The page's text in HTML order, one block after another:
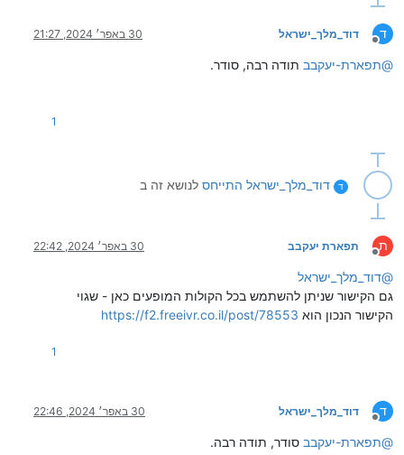
ד
מנותק
דוד_מלך_ישראל 30 באפר׳ 2024, 21:27
@תפארת-יעקבב תודה רבה, סודר.
1
ד דוד_מלך_ישראל התייחס לנושא זה ב
ת
מנותק
תפארת יעקבב 30 באפר׳ 2024, 22:42
@דוד_מלך_ישראל
גם הקישור שניתן להשתמש בכל הקולות המופעים כאן - שגוי
הקישור הנכון הוא https://f2.freeivr.co.il/post/78553
1
ד
מנותק
דוד_מלך_ישראל 30 באפר׳ 2024, 22:46
@תפארת-יעקבב סודר, תודה רבה.